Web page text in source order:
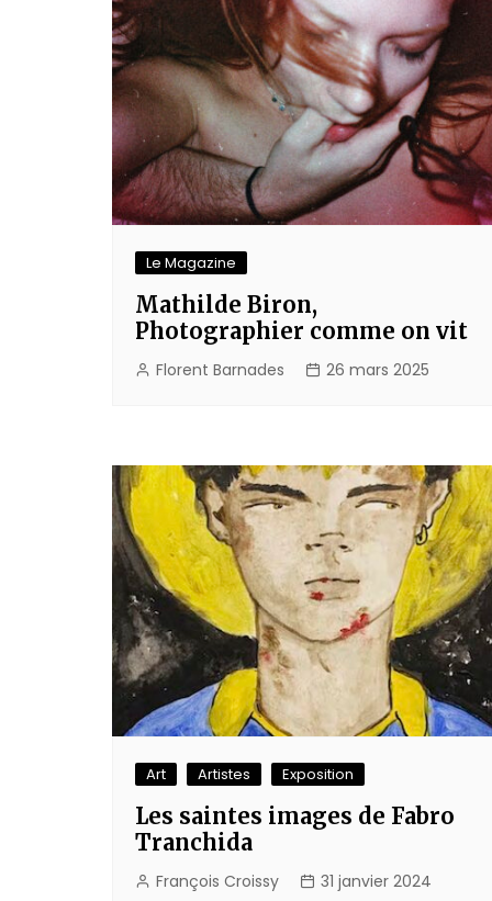
Le Magazine
Mathilde Biron,
Photographier comme on vit
Florent Barnades 26 mars 2025
Art Artistes Exposition
Les saintes images de Fabro
Tranchida
François Croissy 31 janvier 2024